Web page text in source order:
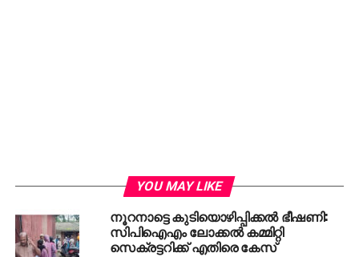
YOU MAY LIKE
നൂറനാട്ടെ കുടിയൊഴിപ്പിക്കൽ ഭീഷണി:
സിപിഐഎം ലോക്കൽ കമ്മിറ്റി
സെക്രട്ടറിക്ക് എതിരെ കേസ്